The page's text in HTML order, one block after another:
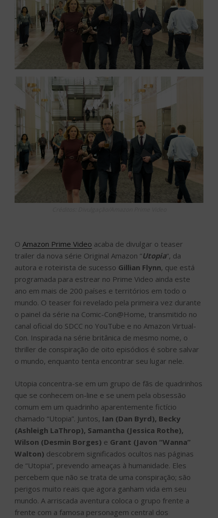
O Amazon Prime Video acaba de divulgar o teaser
trailer da nova série Original Amazon “Utopia“, da
autora e roteirista de sucesso Gillian Flynn, que está
programada para estrear no Prime Video ainda este
ano em mais de 200 países e territórios em todo o
mundo. O teaser foi revelado pela primeira vez durante
o painel da série na Comic-Con@Home, transmitido no
canal oficial do SDCC no YouTube e no Amazon Virtual-
Con. Inspirada na série britânica de mesmo nome, o
thriller de conspiração de oito episódios é sobre salvar
o mundo, enquanto tenta encontrar seu lugar nele.
Utopia concentra-se em um grupo de fãs de quadrinhos
que se conhecem on-line e se unem pela obsessão
comum em um quadrinho aparentemente fictício
chamado “Utopia”. Juntos, Ian (Dan Byrd), Becky
(Ashleigh LaThrop), Samantha (Jessica Rothe),
Wilson (Desmin Borges) e Grant (Javon “Wanna”
Walton) descobrem significados ocultos nas páginas
de “Utopia”, prevendo ameaças à humanidade. Eles
percebem que não se trata de uma conspiração; são
perigos muito reais que agora ganham vida em seu
mundo. A arriscada aventura coloca o grupo frente a
frente com a famosa personagem central dos